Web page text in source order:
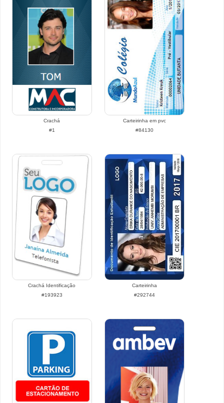
Crachá
#1
Carteirinha em pvc
#84130
Crachá Identificação
#193923
Carteirinha
#292744